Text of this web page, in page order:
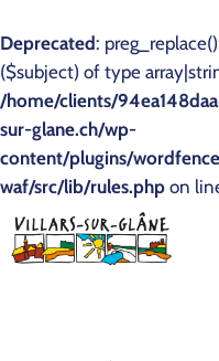
Deprecated:
($subject) of type
/home/clients/
sur-glane.ch/wp-
content/plugins/
waf/src/lib/rules.php on
Accueil
Actualités
Agenda
Autorités